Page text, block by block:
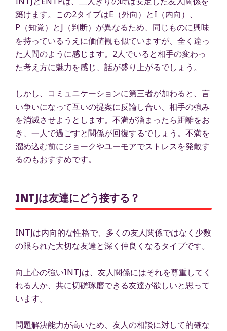
築けます。この2タイプはE（外向）とI（内向）、
P（知覚）とJ（判断）が異なるため、同じものに興味
を持っているうえに価値観も似ていますが、全く違っ
た人間のように感じます。2人でいると相手の変わっ
た考え方に魅力を感じ、話が盛り上がるでしょう。
しかし、コミュニケーションに第三者が加わると、言
い争いになって互いの提案に反論し合い、相手の強み
を消滅させようとします。不満が溜まったら距離をお
き、一人で過ごすと関係が回復するでしょう。不満を
溜め込む前にジョークやユーモアでストレスを発散す
るのもおすすめです。
INTJは友達にどう接する？
INTJは内向的な性格で、多くの友人関係ではなく少数
の限られた大切な友達と深く仲良くなるタイプです。
向上心の強いINTJは、友人関係にはそれを尊重してく
れる人か、共に切磋琢磨できる友達が欲しいと思って
います。
問題解決能力が高いため、友人の相談に対して的確な